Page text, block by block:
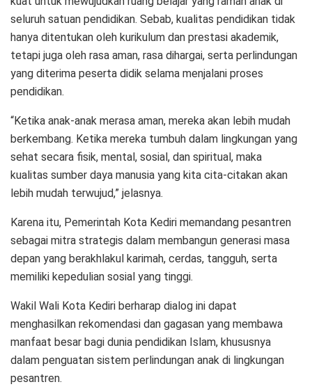
seluruh satuan pendidikan. Sebab, kualitas pendidikan tidak
hanya ditentukan oleh kurikulum dan prestasi akademik,
tetapi juga oleh rasa aman, rasa dihargai, serta perlindungan
yang diterima peserta didik selama menjalani proses
pendidikan.
“Ketika anak-anak merasa aman, mereka akan lebih mudah
berkembang. Ketika mereka tumbuh dalam lingkungan yang
sehat secara fisik, mental, sosial, dan spiritual, maka
kualitas sumber daya manusia yang kita cita-citakan akan
lebih mudah terwujud,” jelasnya.
Karena itu, Pemerintah Kota Kediri memandang pesantren
sebagai mitra strategis dalam membangun generasi masa
depan yang berakhlakul karimah, cerdas, tangguh, serta
memiliki kepedulian sosial yang tinggi.
Wakil Wali Kota Kediri berharap dialog ini dapat
menghasilkan rekomendasi dan gagasan yang membawa
manfaat besar bagi dunia pendidikan Islam, khususnya
dalam penguatan sistem perlindungan anak di lingkungan
pesantren.